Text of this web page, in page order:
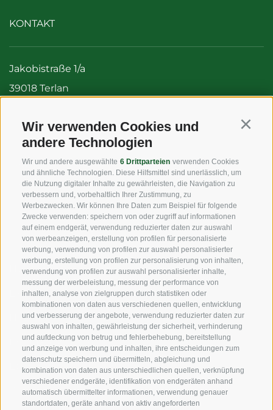
Wir verwenden Cookies und
andere Technologien
Wir und andere ausgewählte 6 Drittparteien verwenden Cookies
und ähnliche Technologien. Diese Hilfsmittel sind unerlässlich, um
die Nutzung digitaler Inhalte zu gewährleisten, die Navigation zu
verbessern und, vorbehaltlich Ihrer Zustimmung, zu
Werbezwecken. Wir können Ihre Daten zum Beispiel für folgende
Zwecke verwenden: speichern von oder zugriff auf informationen
auf einem endgerät, verwendung reduzierter daten zur auswahl
von werbeanzeigen, erstellung von profilen für personalisierte
werbung, verwendung von profilen zur auswahl personalisierter
werbung, erstellung von profilen zur personalisierung von inhalten,
verwendung von profilen zur auswahl personalisierter inhalte,
messung der werbeleistung, messung der performance von
inhalten, analyse von zielgruppen durch statistiken oder
kombinationen von daten aus verschiedenen quellen, entwicklung
und verbesserung der angebote, verwendung reduzierter daten zur
auswahl von inhalten, gewährleistung der sicherheit, verhinderung
und aufdeckung von betrug und fehlerbehebung, bereitstellung
und anzeige von werbung und inhalten, ihre entscheidungen zum
datenschutz speichern und übermitteln, abgleichung und
kombination von daten aus unterschiedlichen quellen, verknüpfung
verschiedener endgeräte, identifikation von endgeräten anhand
automatisch übermittelter informationen, verwendung genauer
standortdaten, geräte anhand von aktiv angeforderten
KONTAKT
Jakobistraße 1/a
39018 Terlan
Tel:+39 0471 256 700
Fax: +39 0471 256 699
info@vog.it
info@pec.vog.it
NÜTZLICHE LINKS
Herkunft
Expertise
Nachhaltigkeit
Produkte & Marken
Ethikkodex
Organisationsmodell